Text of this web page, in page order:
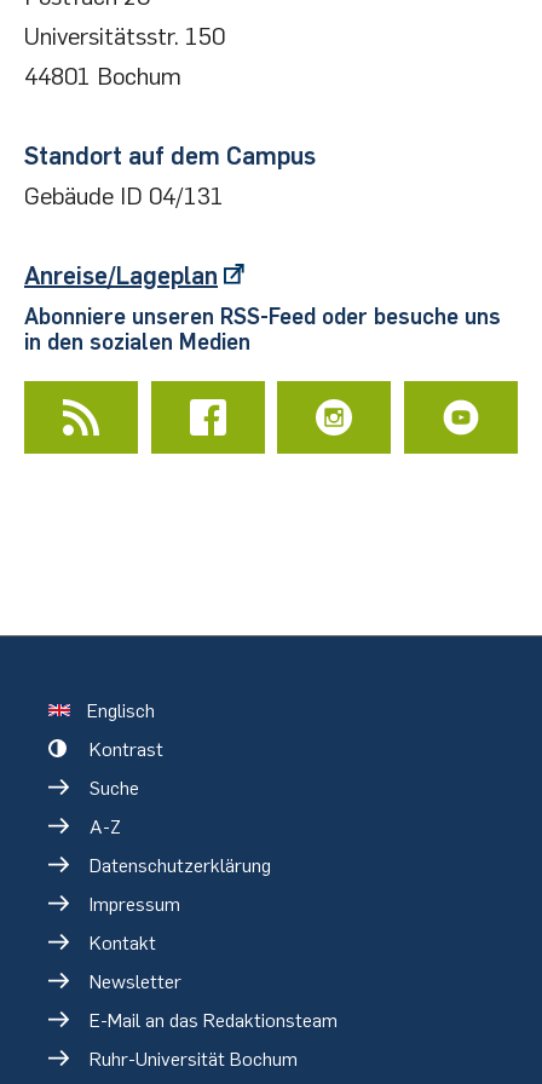
Paar, Christof; Jan Pelzl
Kryptografie verständlich;
Understanding cryptography
Schwenk, Jörg
Sicherheit und Kryptographie im Internet, 5.,
erw. und aktualisierte Aufl., 2020;auch alsE-
Book
verfügbar
Schiek, Burkhard
Grundlagen der Hochfrequenz-Messtechnik
Universitätsstr. 150
44801 Bochum
Standort auf dem Campus
Gebäude ID 04/131
Anreise/Lageplan
Abonniere unseren RSS-Feed oder besuche uns
in den sozialen Medien
Englisch
Kontrast
Suche
A-Z
Datenschutzerklärung
Impressum
Kontakt
Newsletter
E-Mail an das Redaktionsteam
Ruhr-Universität Bochum